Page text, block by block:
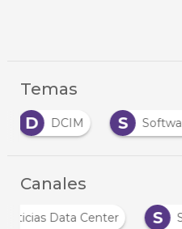
Temas
D
DCIM S
Canales
Noticias Data Center S